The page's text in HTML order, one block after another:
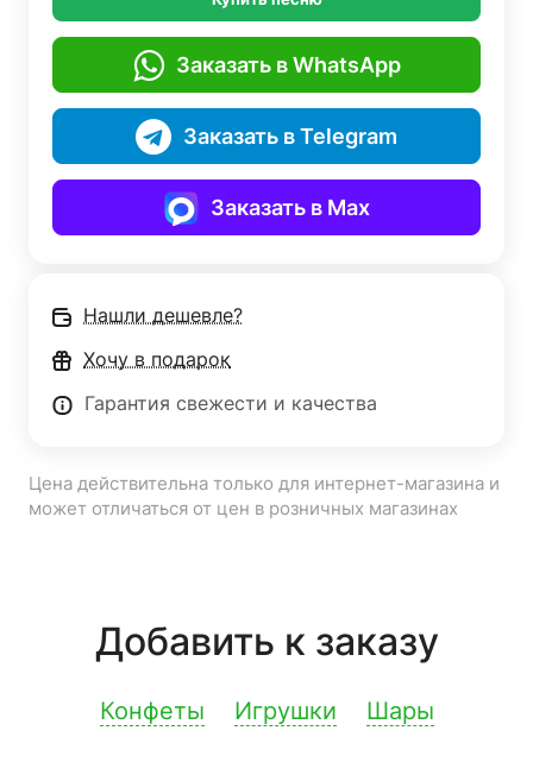
Заказать в WhatsApp
Заказать в Telegram
Заказать в Max
Нашли дешевле?
Хочу в подарок
Гарантия свежести и качества
Цена действительна только для интернет-магазина и
может отличаться от цен в розничных магазинах
Добавить к заказу
Конфеты Игрушки Шары